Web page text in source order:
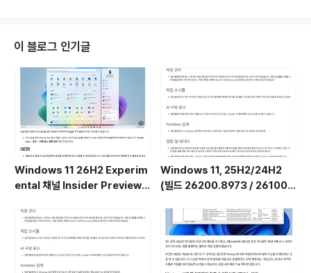
이 블로그 인기글
Windows 11 26H2 Experim
ental 채널 Insider Preview
업데이트(KB5101682) 통합 []
Windows 11, 25H2/24H2
(빌드 26200.8973 / 26100.
버전 [한글/영문판]